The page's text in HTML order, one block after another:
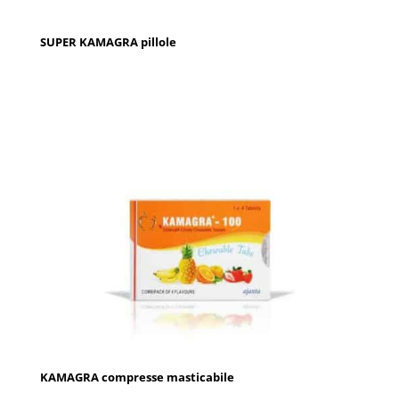
SUPER KAMAGRA pillole
KAMAGRA compresse masticabile